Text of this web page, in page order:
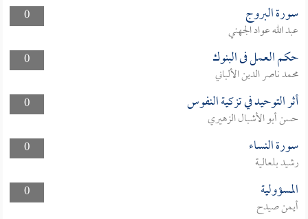
0 سورة البروج
عبد الله عواد الجهني
0
حكم العمل فى البنوك
محمد ناصر الدين الألباني
0
أثر التوحيد في تزكية النفوس
حسن أبو الأشبال الزهيري
0
سورة النساء
رشيد بلعالية
0
المسؤولية
أيمن صيدح